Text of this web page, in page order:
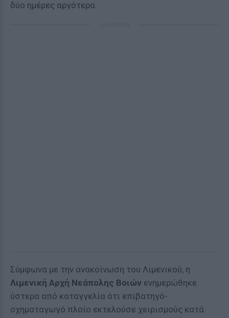
δύο ημέρες αργότερα.
Σύμφωνα με την ανακοίνωση του Λιμενικού, η
Λιμενική Αρχή Νεάπολης Βοιών ενημερώθηκε
ύστερα από καταγγελία ότι επιβατηγό-
οχηματαγωγό πλοίο εκτελούσε χειρισμούς κατά